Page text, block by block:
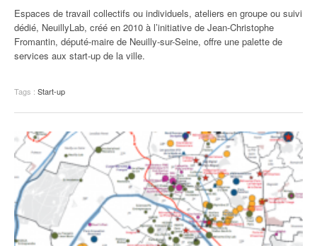
Espaces de travail collectifs ou individuels, ateliers en groupe ou suivi
dédié, NeuillyLab, créé en 2010 à l’initiative de Jean-Christophe
Fromantin, député-maire de Neuilly-sur-Seine, offre une palette de
services aux start-up de la ville.
Tags : Start-up